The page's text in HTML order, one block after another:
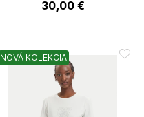
30,00 €
NOVÁ KOLEKCIA